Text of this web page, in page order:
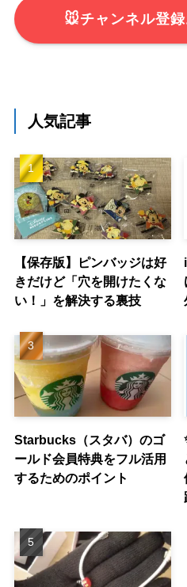
🐭チャンネル登
人気記事
【保存版】ピンバッジは好
きだけど「穴を開けたくな
い！」を解決する裏技
Starbucks（スタバ）のゴ
ールド会員特典をフル活用
するためのポイント